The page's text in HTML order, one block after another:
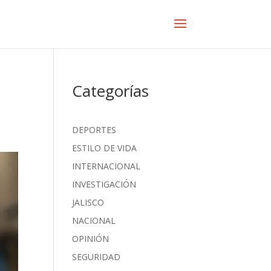
Categorías
DEPORTES
ESTILO DE VIDA
INTERNACIONAL
INVESTIGACIÓN
JALISCO
NACIONAL
OPINIÓN
SEGURIDAD